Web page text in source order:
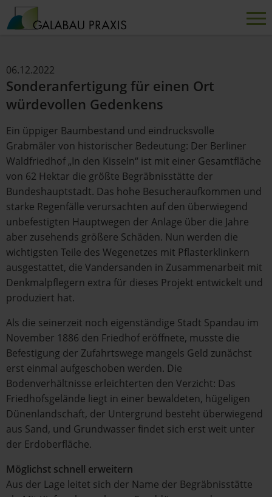
06.12.2022
Sonderanfertigung für einen Ort
würdevollen Gedenkens
Ein üppiger Baumbestand und eindrucksvolle
Grabmäler von historischer Bedeutung: Der Berliner
Waldfriedhof „In den Kisseln“ ist mit einer Gesamtfläche
von 62 Hektar die größte Begräbnisstätte der
Bundeshauptstadt. Das hohe Besucheraufkommen und
starke Regenfälle verursachten auf den überwiegend
unbefestigten Hauptwegen der Anlage über die Jahre
aber zusehends größere Schäden. Nun werden die
wichtigsten Teile des Wegenetzes mit Pflasterklinkern
ausgestattet, die Vandersanden in Zusammenarbeit mit
Denkmalpflegern extra für dieses Projekt entwickelt und
produziert hat.
Als die seinerzeit noch eigenständige Stadt Spandau im
November 1886 den Friedhof eröffnete, musste die
Befestigung der Zufahrtswege mangels Geld zunächst
erst einmal aufgeschoben werden. Die
Bodenverhältnisse erleichterten den Verzicht: Das
Friedhofsgelände liegt in einer bewaldeten, hügeligen
Dünenlandschaft, der Untergrund besteht überwiegend
aus Sand, und Grundwasser findet sich erst weit unter
der Erdoberfläche.
Möglichst schnell erweitern
Aus der Lage leitet sich der Name der Begräbnisstätte